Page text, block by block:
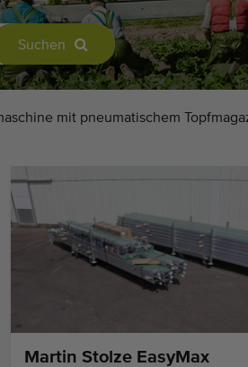
Suchen
mit pneumatischem
Martin Stolze EasyMax